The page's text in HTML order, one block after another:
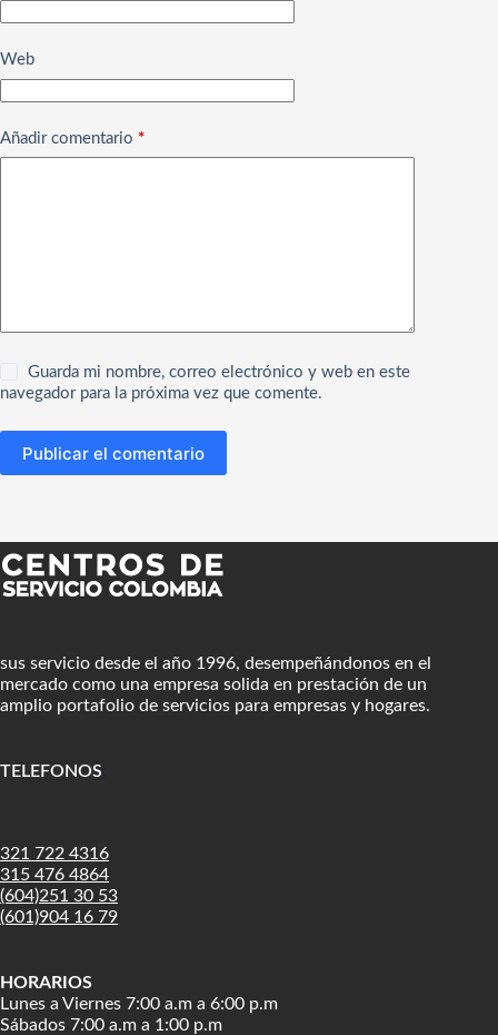
Web
Añadir comentario *
Guarda mi nombre, correo electrónico y web en este
navegador para la próxima vez que comente.
Publicar el comentario
sus servicio desde el año 1996, desempeñándonos en el
mercado como una empresa solida en prestación de un
amplio portafolio de servicios para empresas y hogares.
TELEFONOS
321 722 4316
315 476 4864
(604)251 30 53
(601)904 16 79
HORARIOS
Lunes a Viernes 7:00 a.m a 6:00 p.m
Sábados 7:00 a.m a 1:00 p.m